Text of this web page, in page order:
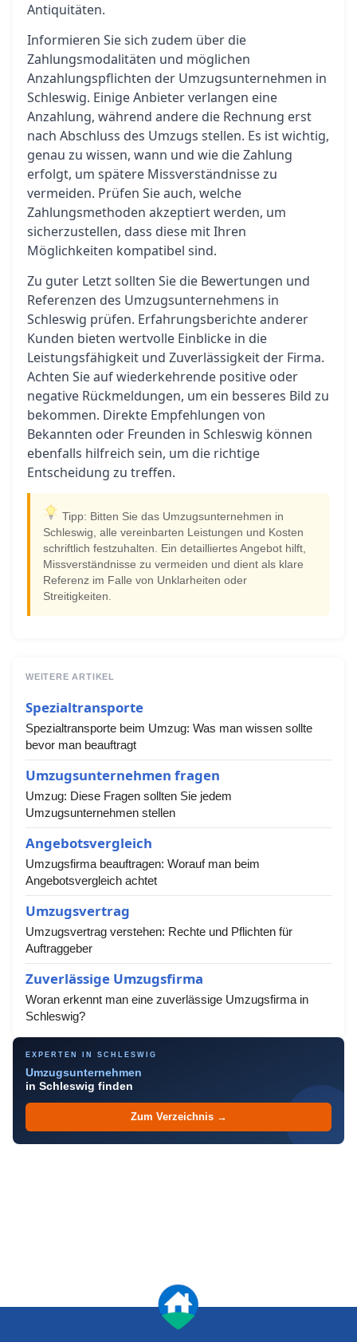
Antiquitäten.
Informieren Sie sich zudem über die
Zahlungsmodalitäten und möglichen
Anzahlungspflichten der Umzugsunternehmen in
Schleswig. Einige Anbieter verlangen eine
Anzahlung, während andere die Rechnung erst
nach Abschluss des Umzugs stellen. Es ist wichtig,
genau zu wissen, wann und wie die Zahlung
erfolgt, um spätere Missverständnisse zu
vermeiden. Prüfen Sie auch, welche
Zahlungsmethoden akzeptiert werden, um
sicherzustellen, dass diese mit Ihren
Möglichkeiten kompatibel sind.
Zu guter Letzt sollten Sie die Bewertungen und
Referenzen des Umzugsunternehmens in
Schleswig prüfen. Erfahrungsberichte anderer
Kunden bieten wertvolle Einblicke in die
Leistungsfähigkeit und Zuverlässigkeit der Firma.
Achten Sie auf wiederkehrende positive oder
negative Rückmeldungen, um ein besseres Bild zu
bekommen. Direkte Empfehlungen von
Bekannten oder Freunden in Schleswig können
ebenfalls hilfreich sein, um die richtige
Entscheidung zu treffen.
Tipp: Bitten Sie das Umzugsunternehmen in
Schleswig, alle vereinbarten Leistungen und Kosten
schriftlich festzuhalten. Ein detailliertes Angebot hilft,
Missverständnisse zu vermeiden und dient als klare
Referenz im Falle von Unklarheiten oder
Streitigkeiten.
WEITERE ARTIKEL
Spezialtransporte
Spezialtransporte beim Umzug: Was man wissen sollte
bevor man beauftragt
Umzugsunternehmen fragen
Umzug: Diese Fragen sollten Sie jedem
Umzugsunternehmen stellen
Angebotsvergleich
Umzugsfirma beauftragen: Worauf man beim
Angebotsvergleich achtet
Umzugsvertrag
Umzugsvertrag verstehen: Rechte und Pflichten für
Auftraggeber
Zuverlässige Umzugsfirma
Woran erkennt man eine zuverlässige Umzugsfirma in
Schleswig?
EXPERTEN IN SCHLESWIG
Umzugsunternehmen
in Schleswig finden
Zum Verzeichnis →